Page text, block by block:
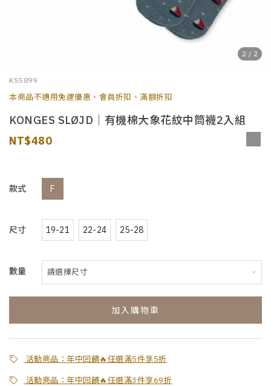
2 / 2
KS5899
本商品不適用免運優惠、會員折扣、滿額折扣
KONGES SLØJD｜有機棉大象花紋中筒襪2入組
480
款式 F
尺寸 19-21 22-24 25-28
數量
加入購物車
活動商品：年中回饋🔥任選滿5件享5折
活動商品：年中回饋🔥任選滿3件享69折